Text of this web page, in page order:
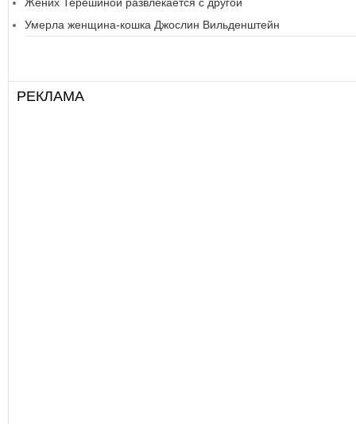
Умерла женщина-кошка Джослин Вильденштейн
РЕКЛАМА